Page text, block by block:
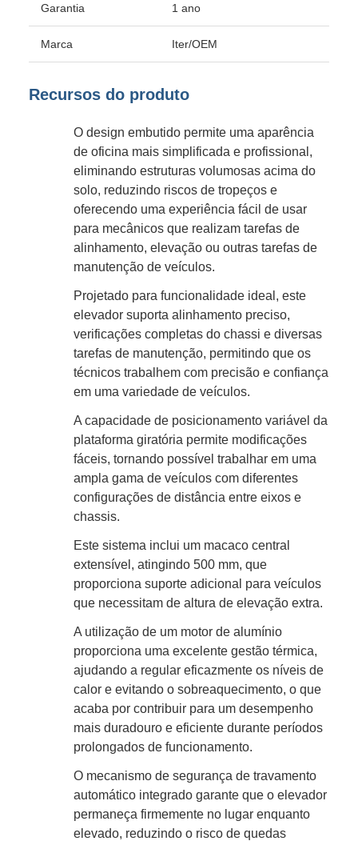
Garantia 1 ano
Marca Iter/OEM
Recursos do produto
O design embutido permite uma aparência
de oficina mais simplificada e profissional,
eliminando estruturas volumosas acima do
solo, reduzindo riscos de tropeços e
oferecendo uma experiência fácil de usar
para mecânicos que realizam tarefas de
alinhamento, elevação ou outras tarefas de
manutenção de veículos.
Projetado para funcionalidade ideal, este
elevador suporta alinhamento preciso,
verificações completas do chassi e diversas
tarefas de manutenção, permitindo que os
técnicos trabalhem com precisão e confiança
em uma variedade de veículos.
A capacidade de posicionamento variável da
plataforma giratória permite modificações
fáceis, tornando possível trabalhar em uma
ampla gama de veículos com diferentes
configurações de distância entre eixos e
chassis.
Este sistema inclui um macaco central
extensível, atingindo 500 mm, que
proporciona suporte adicional para veículos
que necessitam de altura de elevação extra.
A utilização de um motor de alumínio
proporciona uma excelente gestão térmica,
ajudando a regular eficazmente os níveis de
calor e evitando o sobreaquecimento, o que
acaba por contribuir para um desempenho
mais duradouro e eficiente durante períodos
prolongados de funcionamento.
O mecanismo de segurança de travamento
automático integrado garante que o elevador
permaneça firmemente no lugar enquanto
elevado, reduzindo o risco de quedas